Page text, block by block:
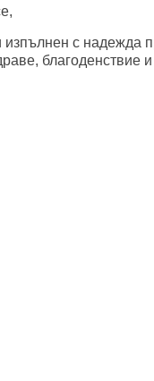
изпълнен с надежда
благоденствие